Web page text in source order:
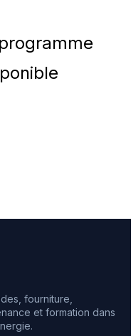
fourniture,
et formation dans